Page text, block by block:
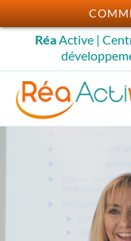
Passer
au
contenu
RéaActive |